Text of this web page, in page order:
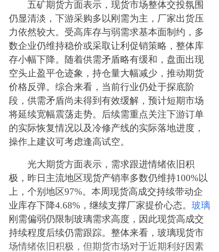
五矿期货方面表示，现货市场整体交投氛围
仍显清淡，下游采购多以刚需为主，厂家出货压
力依然较大。受高库存与弱需求基本面制约，多
数企业仍维持稳价或采取让利促销策略，整体库
存小幅下降。随着供需矛盾略有缓和，盘面出现
空头止盈平仓迹象，持仓量大幅减少，推动期货
价格反弹。综合来看，当前行业仍处于探底阶
段，供需矛盾尚未得到有效缓解，预计短期市场
将延续宽幅震荡走势。后续需重点关注下游订单
的实际恢复情况以及冷修产线的实际落地进度，
操作上建议可考虑逢高试空。
光大期货方面表示，需求跟进情绪依旧积
极，昨日主流地区现货产销率多数仍维持100%以
上，个别地区97%。本周现货高成交持续带动企
业库存下降4.68%，继续支撑厂家提价心态。 玻璃
刚需偏弱仍限制玻璃需求高度，因此现货高成交
持续程度后续仍需跟踪。整体来看，玻璃现货市
场情绪依旧积极，但期货市场对于近期利好因素